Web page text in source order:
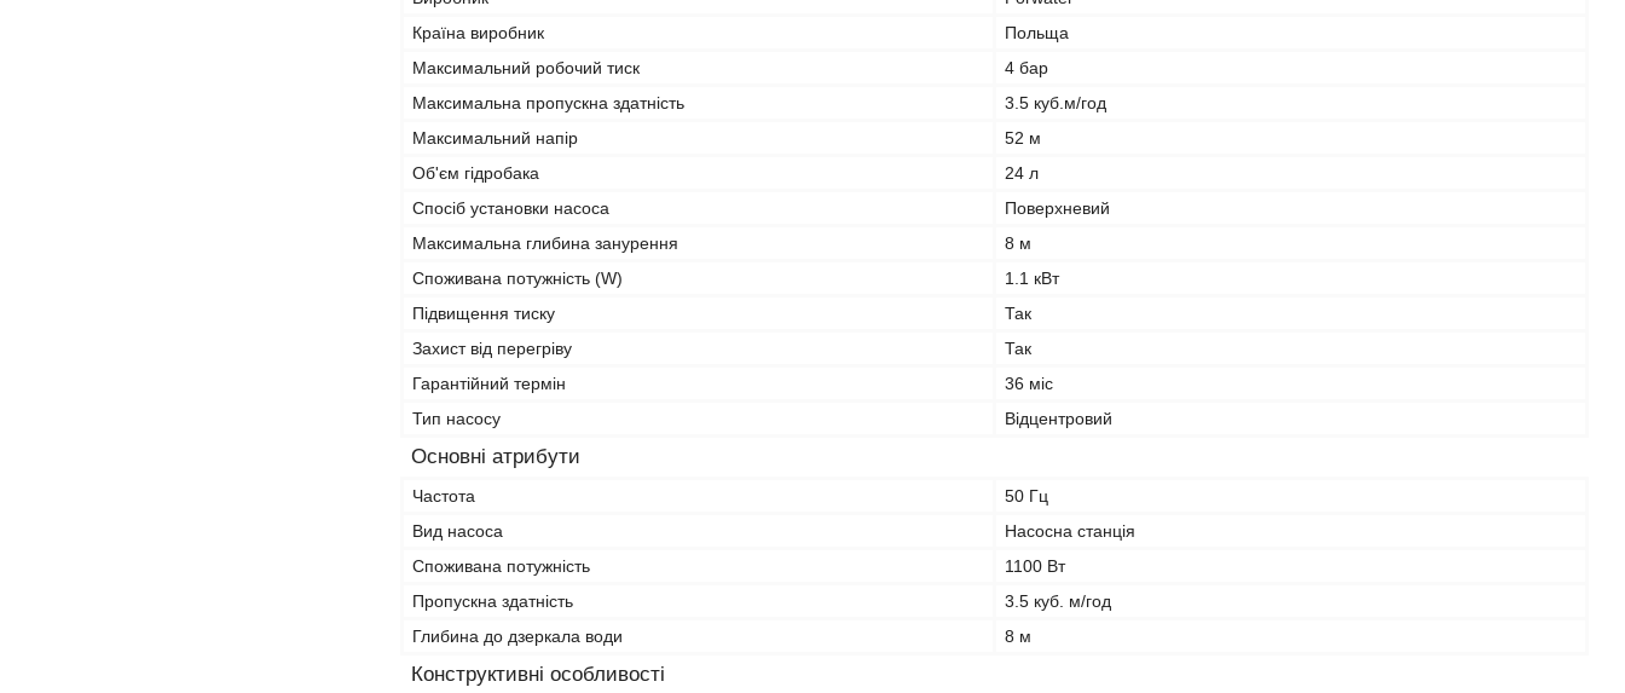
Країна виробник
Польща
Максимальний робочий тиск
4 бар
Максимальна пропускна здатність
3.5 куб.м/год
Максимальний напір
52 м
Об'єм гідробака
24 л
Спосіб установки насоса
Поверхневий
Максимальна глибина занурення
8 м
Споживана потужність (W)
1.1 кВт
Підвищення тиску
Так
Захист від перегріву
Так
Гарантійний термін
36 міс
Тип насосу
Відцентровий
Основні атрибути
Частота
50 Гц
Вид насоса
Насосна станція
Споживана потужність
1100 Вт
Пропускна здатність
3.5 куб. м/год
Глибина до дзеркала води
8 м
Конструктивні особливості